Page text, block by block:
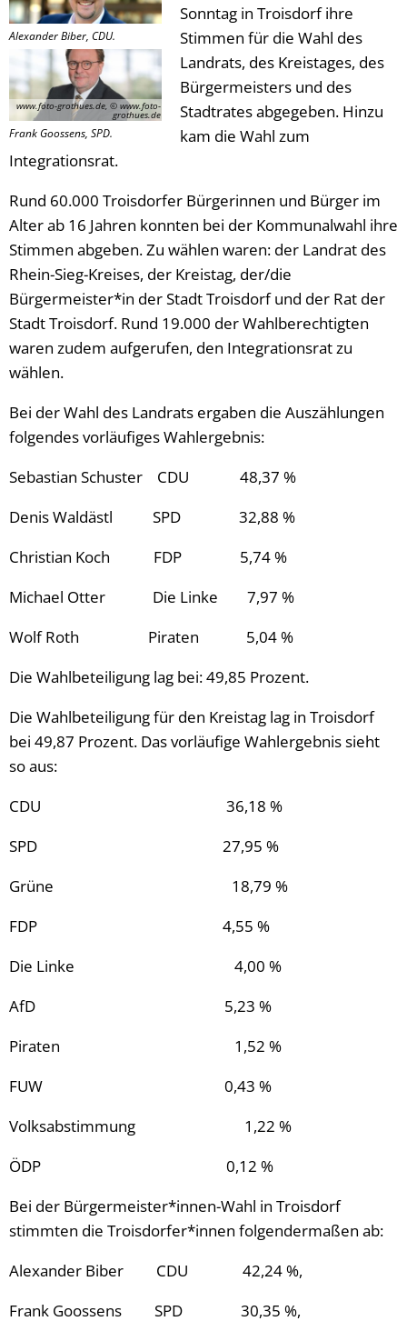
Alexander Biber, CDU.
www.foto-grothues.de, © www.foto-
grothues.de
Frank Goossens, SPD.
Sonntag in Troisdorf ihre
Stimmen für die Wahl des
Landrats, des Kreistages, des
Bürgermeisters und des
Stadtrates abgegeben. Hinzu
kam die Wahl zum
Integrationsrat.
Rund 60.000 Troisdorfer Bürgerinnen und Bürger im
Alter ab 16 Jahren konnten bei der Kommunalwahl ihre
Stimmen abgeben. Zu wählen waren: der Landrat des
Rhein-Sieg-Kreises, der Kreistag, der/die
Bürgermeister*in der Stadt Troisdorf und der Rat der
Stadt Troisdorf. Rund 19.000 der Wahlberechtigten
waren zudem aufgerufen, den Integrationsrat zu
wählen.
Bei der Wahl des Landrats ergaben die Auszählungen
folgendes vorläufiges Wahlergebnis:
Sebastian Schuster CDU 48,37 %
Denis Waldästl SPD 32,88 %
Christian Koch FDP 5,74 %
Michael Otter Die Linke 7,97 %
Wolf Roth Piraten 5,04 %
Die Wahlbeteiligung lag bei: 49,85 Prozent.
Die Wahlbeteiligung für den Kreistag lag in Troisdorf
bei 49,87 Prozent. Das vorläufige Wahlergebnis sieht
so aus:
CDU 36,18 %
SPD 27,95 %
Grüne 18,79 %
FDP 4,55 %
Die Linke 4,00 %
AfD 5,23 %
Piraten 1,52 %
FUW 0,43 %
Volksabstimmung 1,22 %
ÖDP 0,12 %
Bei der Bürgermeister*innen-Wahl in Troisdorf
stimmten die Troisdorfer*innen folgendermaßen ab:
Alexander Biber CDU 42,24 %,
Frank Goossens SPD 30,35 %,